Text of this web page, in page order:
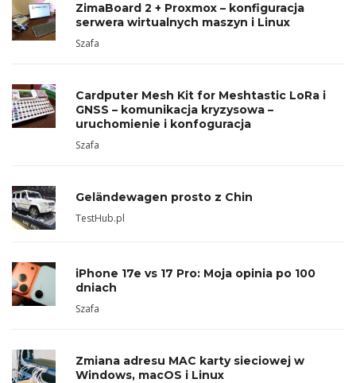
ZimaBoard 2 + Proxmox – konfiguracja
serwera wirtualnych maszyn i Linux
Szafa
Cardputer Mesh Kit for Meshtastic LoRa i
GNSS – komunikacja kryzysowa –
uruchomienie i konfoguracja
Szafa
Geländewagen prosto z Chin
TestHub.pl
iPhone 17e vs 17 Pro: Moja opinia po 100
dniach
Szafa
Zmiana adresu MAC karty sieciowej w
Windows, macOS i Linux